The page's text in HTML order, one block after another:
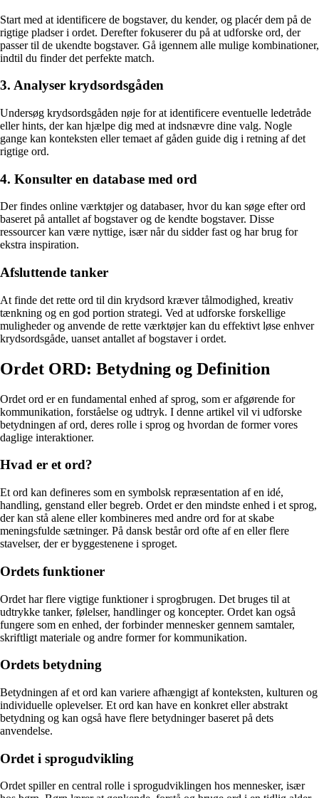
Start med at identificere de bogstaver, du kender, og placér dem på de
rigtige pladser i ordet. Derefter fokuserer du på at udforske ord, der
passer til de ukendte bogstaver. Gå igennem alle mulige kombinationer,
indtil du finder det perfekte match.
3. Analyser krydsordsgåden
Undersøg krydsordsgåden nøje for at identificere eventuelle ledetråde
eller hints, der kan hjælpe dig med at indsnævre dine valg. Nogle
gange kan konteksten eller temaet af gåden guide dig i retning af det
rigtige ord.
4. Konsulter en database med ord
Der findes online værktøjer og databaser, hvor du kan søge efter ord
baseret på antallet af bogstaver og de kendte bogstaver. Disse
ressourcer kan være nyttige, især når du sidder fast og har brug for
ekstra inspiration.
Afsluttende tanker
At finde det rette ord til din krydsord kræver tålmodighed, kreativ
tænkning og en god portion strategi. Ved at udforske forskellige
muligheder og anvende de rette værktøjer kan du effektivt løse enhver
krydsordsgåde, uanset antallet af bogstaver i ordet.
Ordet ORD: Betydning og Definition
Ordet ord er en fundamental enhed af sprog, som er afgørende for
kommunikation, forståelse og udtryk. I denne artikel vil vi udforske
betydningen af ord, deres rolle i sprog og hvordan de former vores
daglige interaktioner.
Hvad er et ord?
Et ord kan defineres som en symbolsk repræsentation af en idé,
handling, genstand eller begreb. Ordet er den mindste enhed i et sprog,
der kan stå alene eller kombineres med andre ord for at skabe
meningsfulde sætninger. På dansk består ord ofte af en eller flere
stavelser, der er byggestenene i sproget.
Ordets funktioner
Ordet har flere vigtige funktioner i sprogbrugen. Det bruges til at
udtrykke tanker, følelser, handlinger og koncepter. Ordet kan også
fungere som en enhed, der forbinder mennesker gennem samtaler,
skriftligt materiale og andre former for kommunikation.
Ordets betydning
Betydningen af et ord kan variere afhængigt af konteksten, kulturen og
individuelle oplevelser. Et ord kan have en konkret eller abstrakt
betydning og kan også have flere betydninger baseret på dets
anvendelse.
Ordet i sprogudvikling
Ordet spiller en central rolle i sprogudviklingen hos mennesker, især